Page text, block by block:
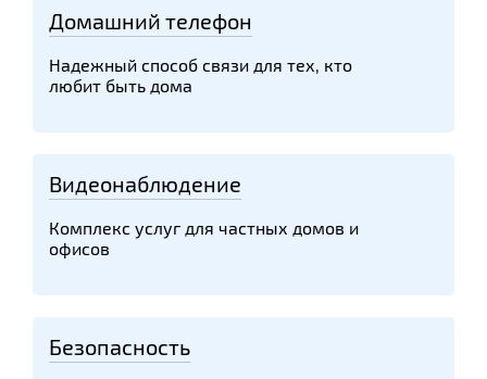
Домашний телефон
Надежный способ связи для тех, кто
любит быть дома
Видеонаблюдение
Комплекс услуг для частных домов и
офисов
Безопасность